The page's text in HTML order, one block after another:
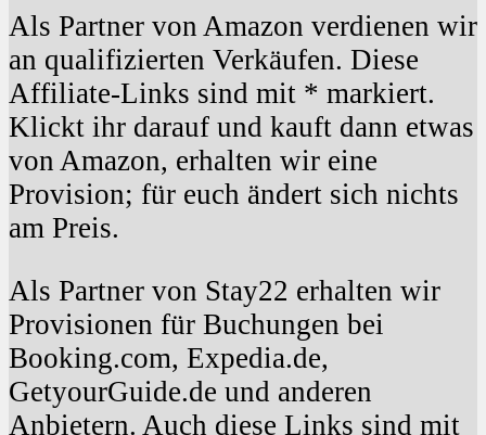
Als Partner von Amazon verdienen wir
an qualifizierten Verkäufen. Diese
Affiliate-Links sind mit * markiert.
Klickt ihr darauf und kauft dann etwas
von Amazon, erhalten wir eine
Provision; für euch ändert sich nichts
am Preis.
Als Partner von Stay22 erhalten wir
Provisionen für Buchungen bei
Booking.com, Expedia.de,
GetyourGuide.de und anderen
Anbietern. Auch diese Links sind mit